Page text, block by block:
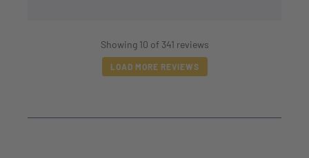
Showing 10 of 341 reviews
LOAD MORE REVIEWS